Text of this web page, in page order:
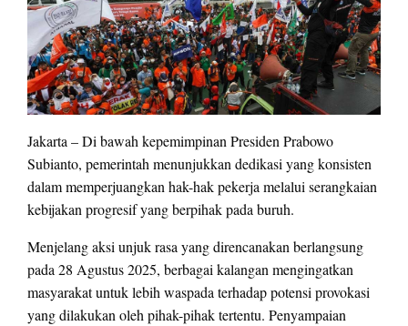
Jakarta – Di bawah kepemimpinan Presiden Prabowo
Subianto, pemerintah menunjukkan dedikasi yang konsisten
dalam memperjuangkan hak-hak pekerja melalui serangkaian
kebijakan progresif yang berpihak pada buruh.
Menjelang aksi unjuk rasa yang direncanakan berlangsung
pada 28 Agustus 2025, berbagai kalangan mengingatkan
masyarakat untuk lebih waspada terhadap potensi provokasi
yang dilakukan oleh pihak-pihak tertentu. Penyampaian